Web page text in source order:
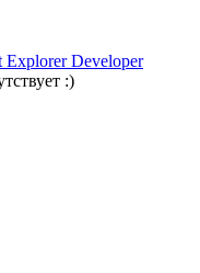
Explorer Developer
:)